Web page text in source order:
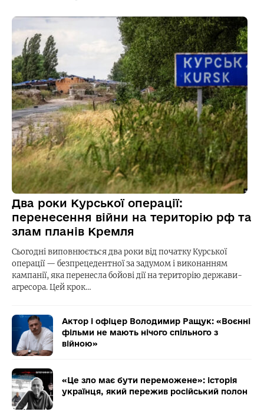
Два роки Курської операції:
перенесення війни на територію рф та
злам планів Кремля
Сьогодні виповнюється два роки від початку Курської
операції — безпрецедентної за задумом і виконанням
кампанії, яка перенесла бойові дії на територію держави-
агресора. Цей крок…
Актор і офіцер Володимир Ращук: «Воєнні
фільми не мають нічого спільного з
війною»
«Це зло має бути переможене»: історія
українця, який пережив російський полон